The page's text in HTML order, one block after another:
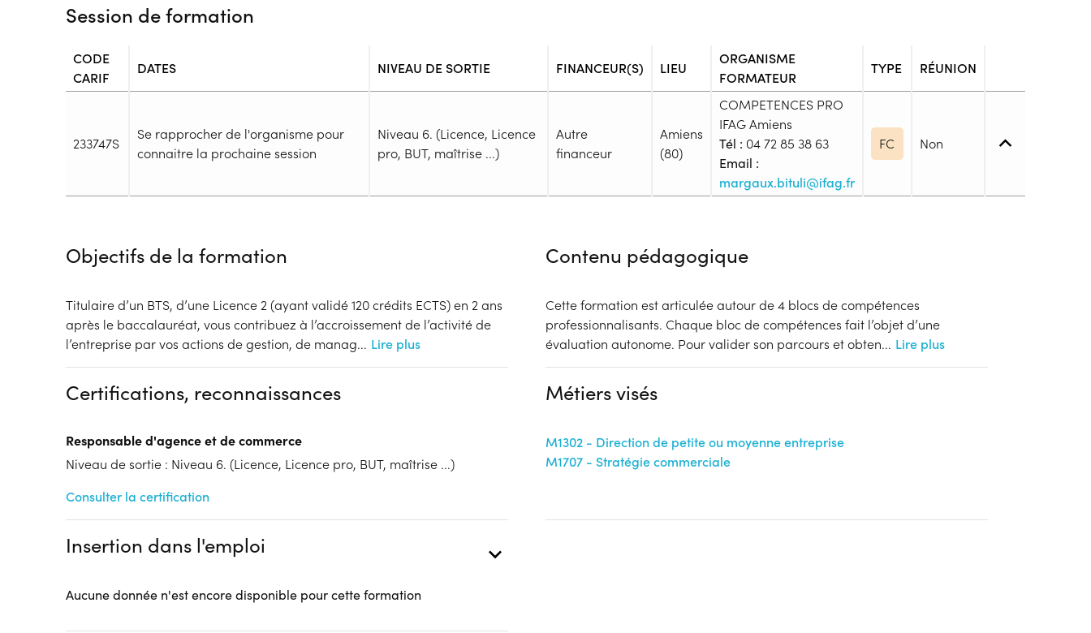
Session de formation
CODE
CARIF
DATES NIVEAU DE SORTIE FINANCEUR(S) LIEU
ORGANISME
FORMATEUR
TYPE RÉUNION
233747S
Se rapprocher de l'organisme pour
connaitre la prochaine session
Niveau 6. (Licence, Licence
pro, BUT, maîtrise ...)
Autre
financeur
Amiens
(80)
COMPETENCES PRO
IFAG Amiens
Tél : 04 72 85 38 63
Email :
margaux.bituli@ifag.fr
FC Non
Durée en centre :470h
Rythme :
Temps plein
Type de parcours :Parcours collectif
Dispositif
Tarif :N.C.
Modalités d'enseignement : Formation entièrement présentielle
5 Port d'Aval
80000 Amiens
Accueil sur le lieu de formation
Hébergement :
Pas d'hébergement
Pas de restauration
Prérequis :
Admission bachelor 3 : Être titulaire d’un Bac+2 - BTS, Licence 2, DUT, Bachelor 2
Public :
En recherche d'emploi, Tout public
Réunions d'informations
Complément d'information
Objectifs de la formation
Titulaire d’un BTS, d’une Licence 2 (ayant validé 120 crédits ECTS) en 2 ans
après le baccalauréat, vous contribuez à l’accroissement de l’activité de
l’entreprise par vos actions de gestion, de manag... Lire plus
Contenu pédagogique
Cette formation est articulée autour de 4 blocs de compétences
professionnalisants. Chaque bloc de compétences fait l’objet d’une
évaluation autonome. Pour valider son parcours et obten... Lire plus
Certifications, reconnaissances
Responsable d'agence et de commerce
Niveau de sortie : Niveau 6. (Licence, Licence pro, BUT, maîtrise ...)
Consulter la certification
Métiers visés
M1302 - Direction de petite ou moyenne entreprise
M1707 - Stratégie commerciale
Insertion dans l'emploi
Aucune donnée n'est encore disponible pour cette formation